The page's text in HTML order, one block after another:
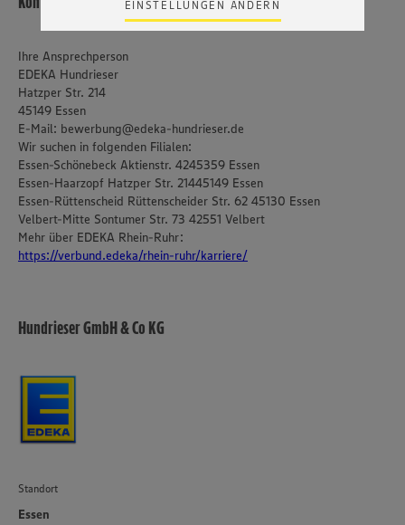
Zudem wissen wir nicht genau, wie die Anbieter der
genannten Dienste Ihre Daten verarbeiten. Weitere
Informationen zur Nutzung der Dienste finden Sie in
unseren Datenschutzhinweisen sowie in unserer Cookie
Policy unter den Stichworten „YouTube” und „Vimeo”.
EINSTELLUNGEN ÄNDERN
Ihre Ansprechperson
EDEKA Hundrieser
Hatzper Str. 214
45149 Essen
E-Mail: bewerbung@edeka-hundrieser.de
Wir suchen in folgenden Filialen:
Essen-Schönebeck Aktienstr. 4245359 Essen
Essen-Haarzopf Hatzper Str. 21445149 Essen
Essen-Rüttenscheid Rüttenscheider Str. 62 45130 Essen
Velbert-Mitte Sontumer Str. 73 42551 Velbert
Mehr über EDEKA Rhein-Ruhr:
https://verbund.edeka/rhein-ruhr/karriere/
Hundrieser GmbH & Co KG
Standort
Essen